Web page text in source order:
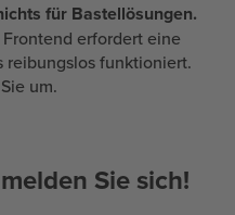
für Bastellösungen.
erfordert eine
reibungslos funktioniert.
um.
Sie sich!